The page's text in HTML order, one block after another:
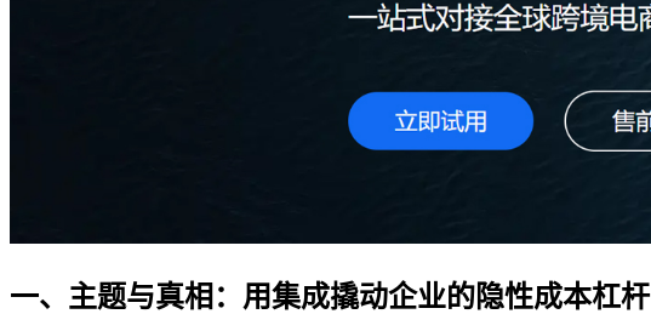
一、主题与真相：用集成撬动企业的隐性成本杠杆